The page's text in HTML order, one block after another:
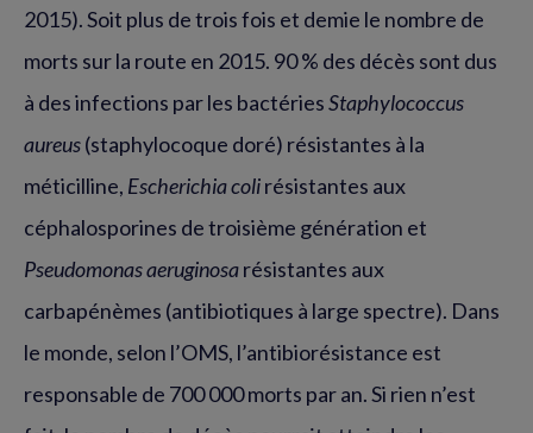
2015). Soit plus de trois fois et demie le nombre de
morts sur la route en 2015. 90 % des décès sont dus
à des infections par les bactériesStaphylococcus
aureus(staphylocoque doré) résistantes à la
méticilline, Escherichia colirésistantes aux
céphalosporines de troisième génération et
Pseudomonas aeruginosarésistantes aux
carbapénèmes (antibiotiques à large spectre). Dans
le monde, selon l’OMS, l’antibiorésistance est
responsable de 700 000 morts par an. Si rien n’est